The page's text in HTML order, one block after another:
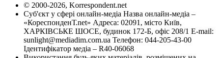
© 2000-2026, Korrespondent.net
Суб'єкт у сфері онлайн-медіа Назва онлайн-медіа –
«КореспонденТ.net» Адреса: 02091, місто Київ,
ХАРКІВСЬКЕ ШОСЕ, будинок 172-Б, офіс 208/1 E-mail:
sunlight@mediadim.com.ua Телефон: 044-205-43-00
Ідентифікатор медіа – R40-06068